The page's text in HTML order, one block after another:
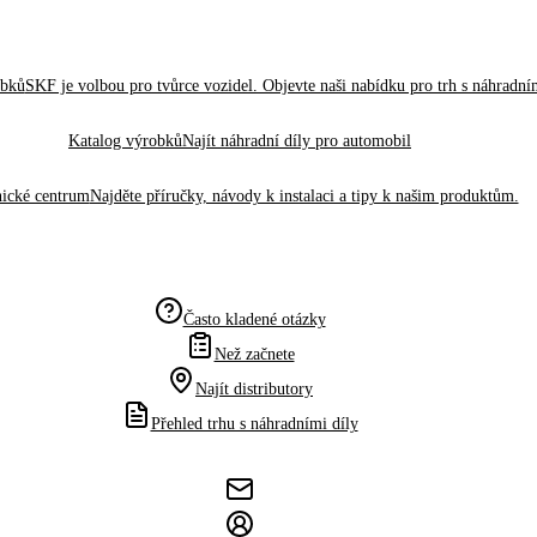
SKF je volbou pro tvůrce vozidel. Objevte naši nabídku pro trh s
Katalog výrobkůNajít náhradní díly pro automobil
centrumNajděte příručky, návody k instalaci a tipy k našim produktům.
Často kladené otázky
Než začnete
Najít distributory
Přehled trhu s náhradními díly